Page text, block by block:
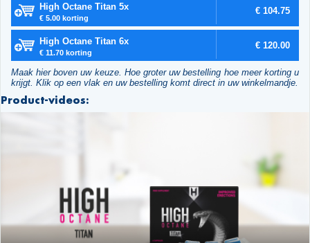
High Octane Titan 5x
€ 5.00 korting
€ 104.75
High Octane Titan 6x
€ 11.70 korting
€ 120.00
Maak hier boven uw keuze. Hoe groter uw bestelling hoe meer korting u
krijgt. Klik op een vlak en uw bestelling komt direct in uw winkelmandje.
Product-videos: